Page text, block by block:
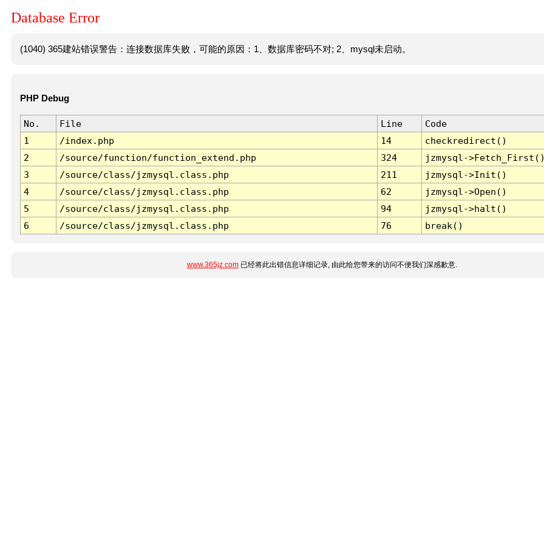
Database Error
(1040) 365建站错误警告：连接数据库失败，可能的原因：1、数据库密码不对; 2、mysql未启动。
PHP Debug
No. File Line
Code
1
/index.php 14
checkredirect()
2
/source/function/function_extend.php 324
jzmysql-
3
/source/class/jzmysql.class.php 211
jzmysql->Init()
4
/source/class/jzmysql.class.php 62
jzmysql->Open()
5
/source/class/jzmysql.class.php 94
jzmysql->halt()
6
/source/class/jzmysql.class.php 76 break()
www.365jz.com已经将此出错信息详细记录, 由此给您带来的访问不便我们深感歉意.